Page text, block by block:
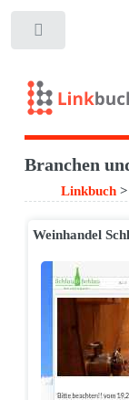
Branchen
Linkbuch>
Weinhandel